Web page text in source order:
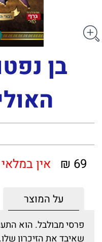
בן
69 ₪ אין במלאי
על המוצר
פרסי מבולבל. הוא
שאיבד את הזיכרון שלו.